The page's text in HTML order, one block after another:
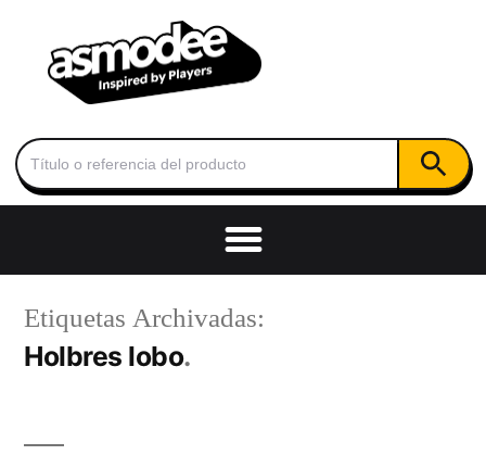
Buscar: Botón de
Etiquetas Archivadas:
Holbres lobo